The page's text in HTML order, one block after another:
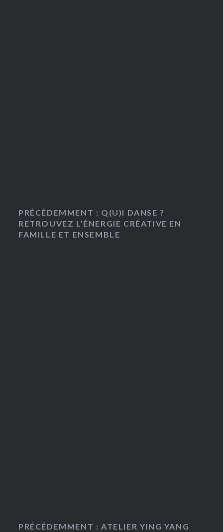
PRÉCÉDEMMENT : Q(U)I DANSE ?
RETROUVEZ L’ÉNERGIE CRÉATIVE EN
FAMILLE ET ENSEMBLE
PRÉCÉDEMMENT : ATELIER YING YANG